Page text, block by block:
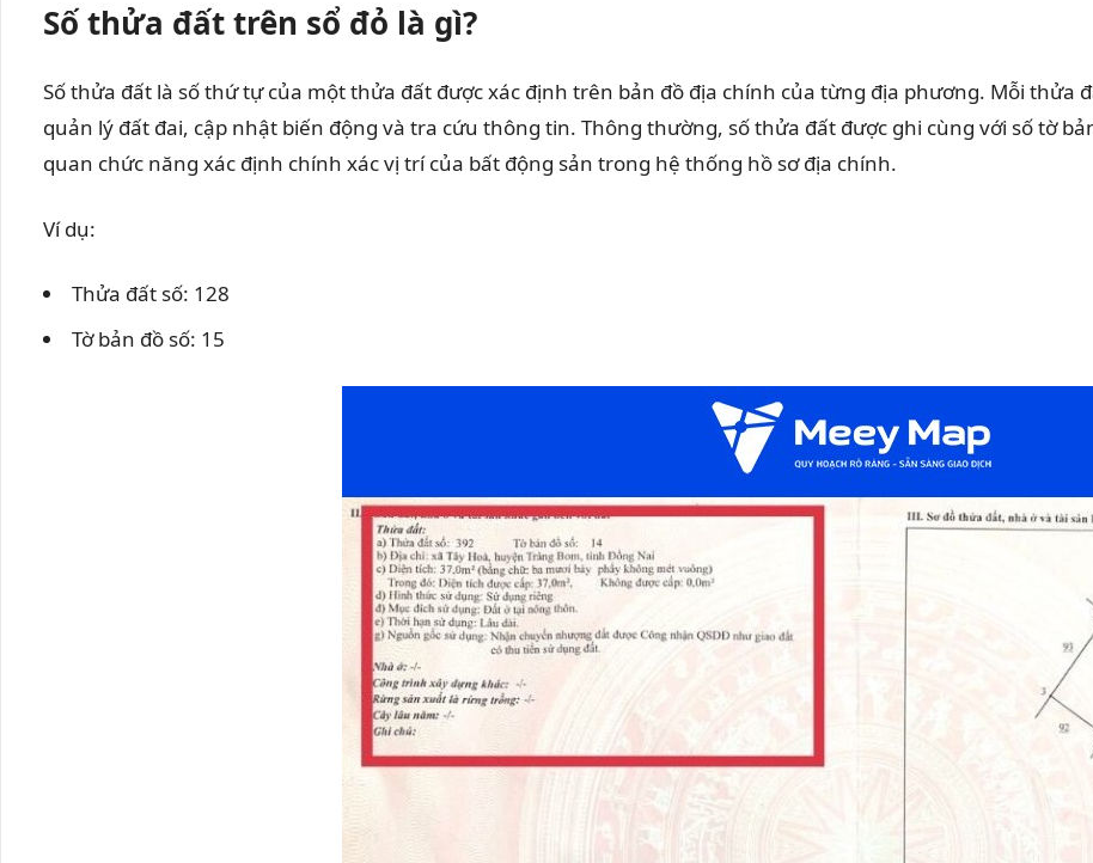
Số thửa đất trên sổ đỏ là gì?
Số thửa đất là số thứ tự của một thửa đất được xác định trên bản đồ địa chính của từng địa phương. Mỗi thửa
quản lý đất đai, cập nhật biến động và tra cứu thông tin. Thông thường, số thửa đất được ghi cùng với số tờ
quan chức năng xác định chính xác vị trí của bất động sản trong hệ thống hồ sơ địa chính.
Ví dụ:
Thửa đất số: 128
Tờ bản đồ số: 15